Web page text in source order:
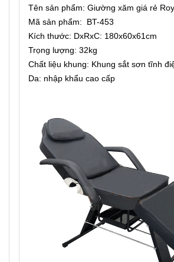
Tên sản phẩm: Giường xăm giá rẻ
Mã sản phẩm: BT-453
Kích thước: DxRxC: 180x60x61cm
Trọng lượng: 32kg
Chất liệu khung: Khung sắt sơn tĩnh
Da: nhập khẩu cao cấp